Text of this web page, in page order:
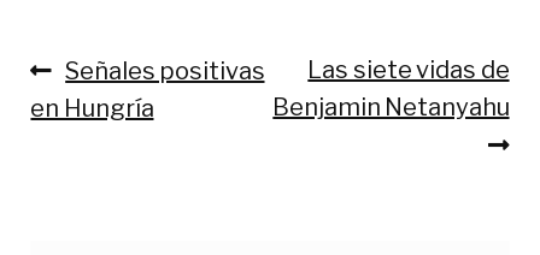
Navegación
de
Anterior:
Señales positivas
en Hungría
Siguiente:
Las siete vidas de
Benjamin Netanyahu